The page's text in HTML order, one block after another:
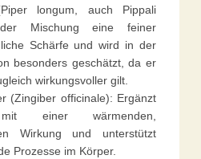
longum, auch Pippali
Mischung eine feiner
Schärfe und wird in der
besonders geschätzt, da er
wirkungsvoller gilt.
(Zingiber officinale): Ergänzt
einer wärmenden,
Wirkung und unterstützt
Prozesse im Körper.